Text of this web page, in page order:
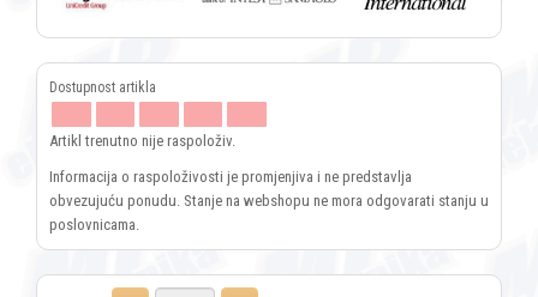
Artikl trenutno nije raspoloživ.
Informacija o raspoloživosti je promjenjiva i ne predstavlja
obvezujuću ponudu. Stanje na webshopu ne mora odgovarati stanju u
poslovnicama.